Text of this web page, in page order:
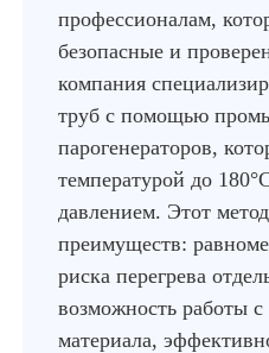
профессионалам,
безопасные и
компания
труб с помощью
парогенераторов,
температурой до
давлением. Этот
преимуществ:
риска перегрева
возможность работы
материала,